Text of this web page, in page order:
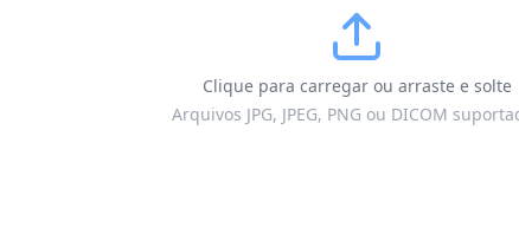
Clique para carregar ou arraste e solte
Arquivos JPG, JPEG, PNG ou DICOM